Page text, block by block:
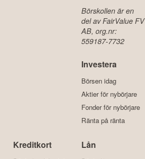
Börskollen är en
del av FairValue FV
AB, org.nr:
559187-7732
Investera
Börsen idag
Aktier för nybörjare
Fonder för nybörjare
Ränta på ränta
Kreditkort Lån